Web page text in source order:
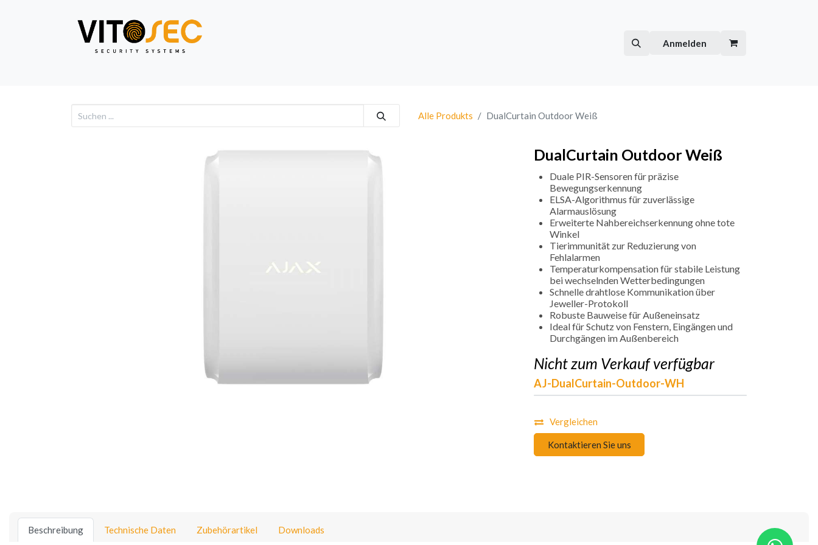
Video Alarm Anmelden
Alle Produkts DualCurtain Outdoor Weiß
DualCurtain Outdoor Weiß
Duale PIR-Sensoren für präzise
Bewegungserkennung
ELSA-Algorithmus für zuverlässige
Alarmauslösung
Erweiterte Nahbereichserkennung ohne tote
Winkel
Tierimmunität zur Reduzierung von
Fehlalarmen
Temperaturkompensation für stabile Leistung
bei wechselnden Wetterbedingungen
Schnelle drahtlose Kommunikation über
Jeweller-Protokoll
Robuste Bauweise für Außeneinsatz
Ideal für Schutz von Fenstern, Eingängen und
Durchgängen im Außenbereich
Nicht zum Verkauf verfügbar
AJ-DualCurtain-Outdoor-WH
Vergleichen
Kontaktieren Sie uns
Beschreibung Technische Daten Zubehörartikel Downloads